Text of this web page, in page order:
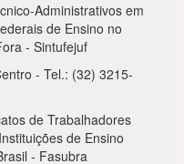
Administrativos em
de Ensino no
- Sintufejuf
- Tel.: (32) 3215-
de Trabalhadores
de Ensino
- Fasubra